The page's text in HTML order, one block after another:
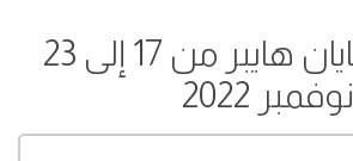
عروض كبايان هايبر من 17 إلى 23
نوفمبر 2022